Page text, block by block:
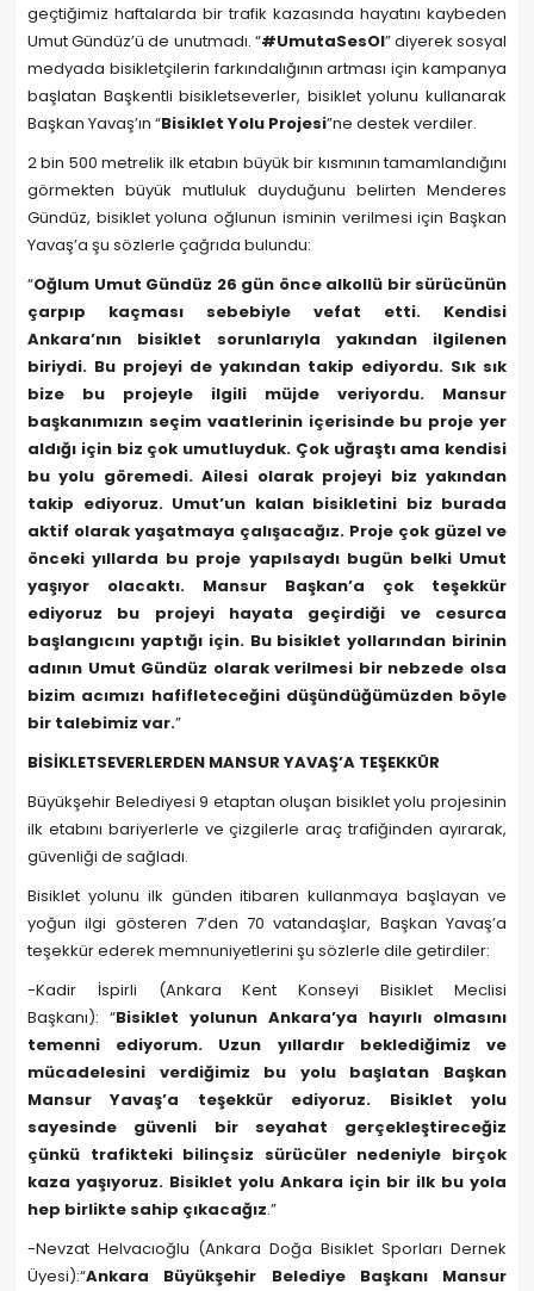
geçtiğimiz haftalarda bir trafik kazasında hayatını kaybeden
Umut Gündüz’ü de unutmadı. “#UmutaSesOl” diyerek sosyal
medyada bisikletçilerin farkındalığının artması için kampanya
başlatan Başkentli bisikletseverler, bisiklet yolunu kullanarak
Başkan Yavaş’ın “Bisiklet Yolu Projesi”ne destek verdiler.
2 bin 500 metrelik ilk etabın büyük bir kısmının tamamlandığını
görmekten büyük mutluluk duyduğunu belirten Menderes
Gündüz, bisiklet yoluna oğlunun isminin verilmesi için Başkan
Yavaş’a şu sözlerle çağrıda bulundu:
“Oğlum Umut Gündüz 26 gün önce alkollü bir sürücünün
çarpıp kaçması sebebiyle vefat etti. Kendisi
Ankara’nın bisiklet sorunlarıyla yakından ilgilenen
biriydi. Bu projeyi de yakından takip ediyordu. Sık sık
bize bu projeyle ilgili müjde veriyordu. Mansur
başkanımızın seçim vaatlerinin içerisinde bu proje yer
aldığı için biz çok umutluyduk. Çok uğraştı ama kendisi
bu yolu göremedi. Ailesi olarak projeyi biz yakından
takip ediyoruz. Umut’un kalan bisikletini biz burada
aktif olarak yaşatmaya çalışacağız. Proje çok güzel ve
önceki yıllarda bu proje yapılsaydı bugün belki Umut
yaşıyor olacaktı. Mansur Başkan’a çok teşekkür
ediyoruz bu projeyi hayata geçirdiği ve cesurca
başlangıcını yaptığı için. Bu bisiklet yollarından birinin
adının Umut Gündüz olarak verilmesi bir nebzede olsa
bizim acımızı hafifleteceğini düşündüğümüzden böyle
bir talebimiz var.”
BİSİKLETSEVERLERDEN MANSUR YAVAŞ’A TEŞEKKÜR
Büyükşehir Belediyesi 9 etaptan oluşan bisiklet yolu projesinin
ilk etabını bariyerlerle ve çizgilerle araç trafiğinden ayırarak,
güvenliği de sağladı.
Bisiklet yolunu ilk günden itibaren kullanmaya başlayan ve
yoğun ilgi gösteren 7’den 70 vatandaşlar, Başkan Yavaş’a
teşekkür ederek memnuniyetlerini şu sözlerle dile getirdiler:
-Kadir İspirli (Ankara Kent Konseyi Bisiklet Meclisi
Başkanı): “Bisiklet yolunun Ankara’ya hayırlı olmasını
temenni ediyorum. Uzun yıllardır beklediğimiz ve
mücadelesini verdiğimiz bu yolu başlatan Başkan
Mansur Yavaş’a teşekkür ediyoruz. Bisiklet yolu
sayesinde güvenli bir seyahat gerçekleştireceğiz
çünkü trafikteki bilinçsiz sürücüler nedeniyle birçok
kaza yaşıyoruz. Bisiklet yolu Ankara için bir ilk bu yola
hep birlikte sahip çıkacağız.”
-Nevzat Helvacıoğlu (Ankara Doğa Bisiklet Sporları Dernek
Üyesi):“Ankara Büyükşehir Belediye Başkanı Mansur